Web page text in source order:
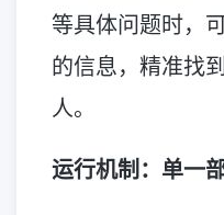
等具体问题时，
的信息，精准找
人。
运行机制：单一